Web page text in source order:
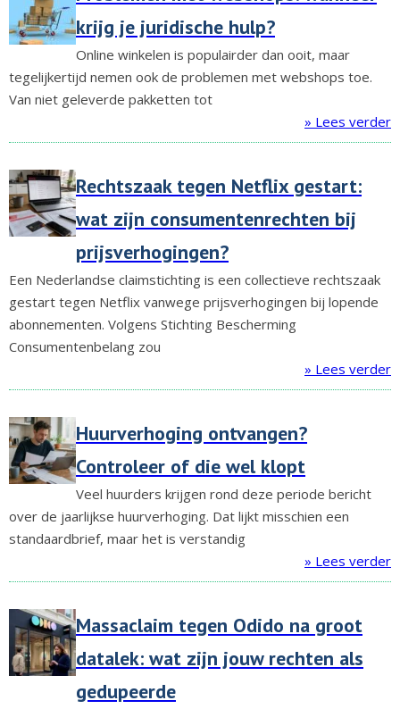
krijg je juridische hulp?
Online winkelen is populairder dan ooit, maar
tegelijkertijd nemen ook de problemen met webshops toe.
Van niet geleverde pakketten tot
» Lees verder
Rechtszaak tegen Netflix gestart:
wat zijn consumentenrechten bij
prijsverhogingen?
Een Nederlandse claimstichting is een collectieve rechtszaak
gestart tegen Netflix vanwege prijsverhogingen bij lopende
abonnementen. Volgens Stichting Bescherming
Consumentenbelang zou
» Lees verder
Huurverhoging ontvangen?
Controleer of die wel klopt
Veel huurders krijgen rond deze periode bericht
over de jaarlijkse huurverhoging. Dat lijkt misschien een
standaardbrief, maar het is verstandig
» Lees verder
Massaclaim tegen Odido na groot
datalek: wat zijn jouw rechten als
gedupeerde